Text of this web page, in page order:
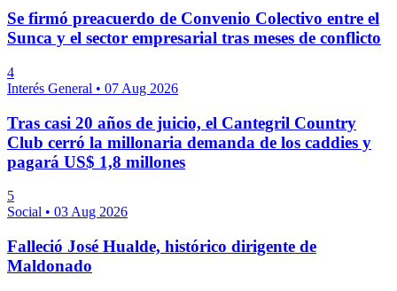
Se firmó preacuerdo de Convenio Colectivo entre el
Sunca y el sector empresarial tras meses de conflicto
4
Interés General • 07 Aug 2026
Tras casi 20 años de juicio, el Cantegril Country
Club cerró la millonaria demanda de los caddies y
pagará US$ 1,8 millones
5
Social • 03 Aug 2026
Falleció José Hualde, histórico dirigente de
Maldonado